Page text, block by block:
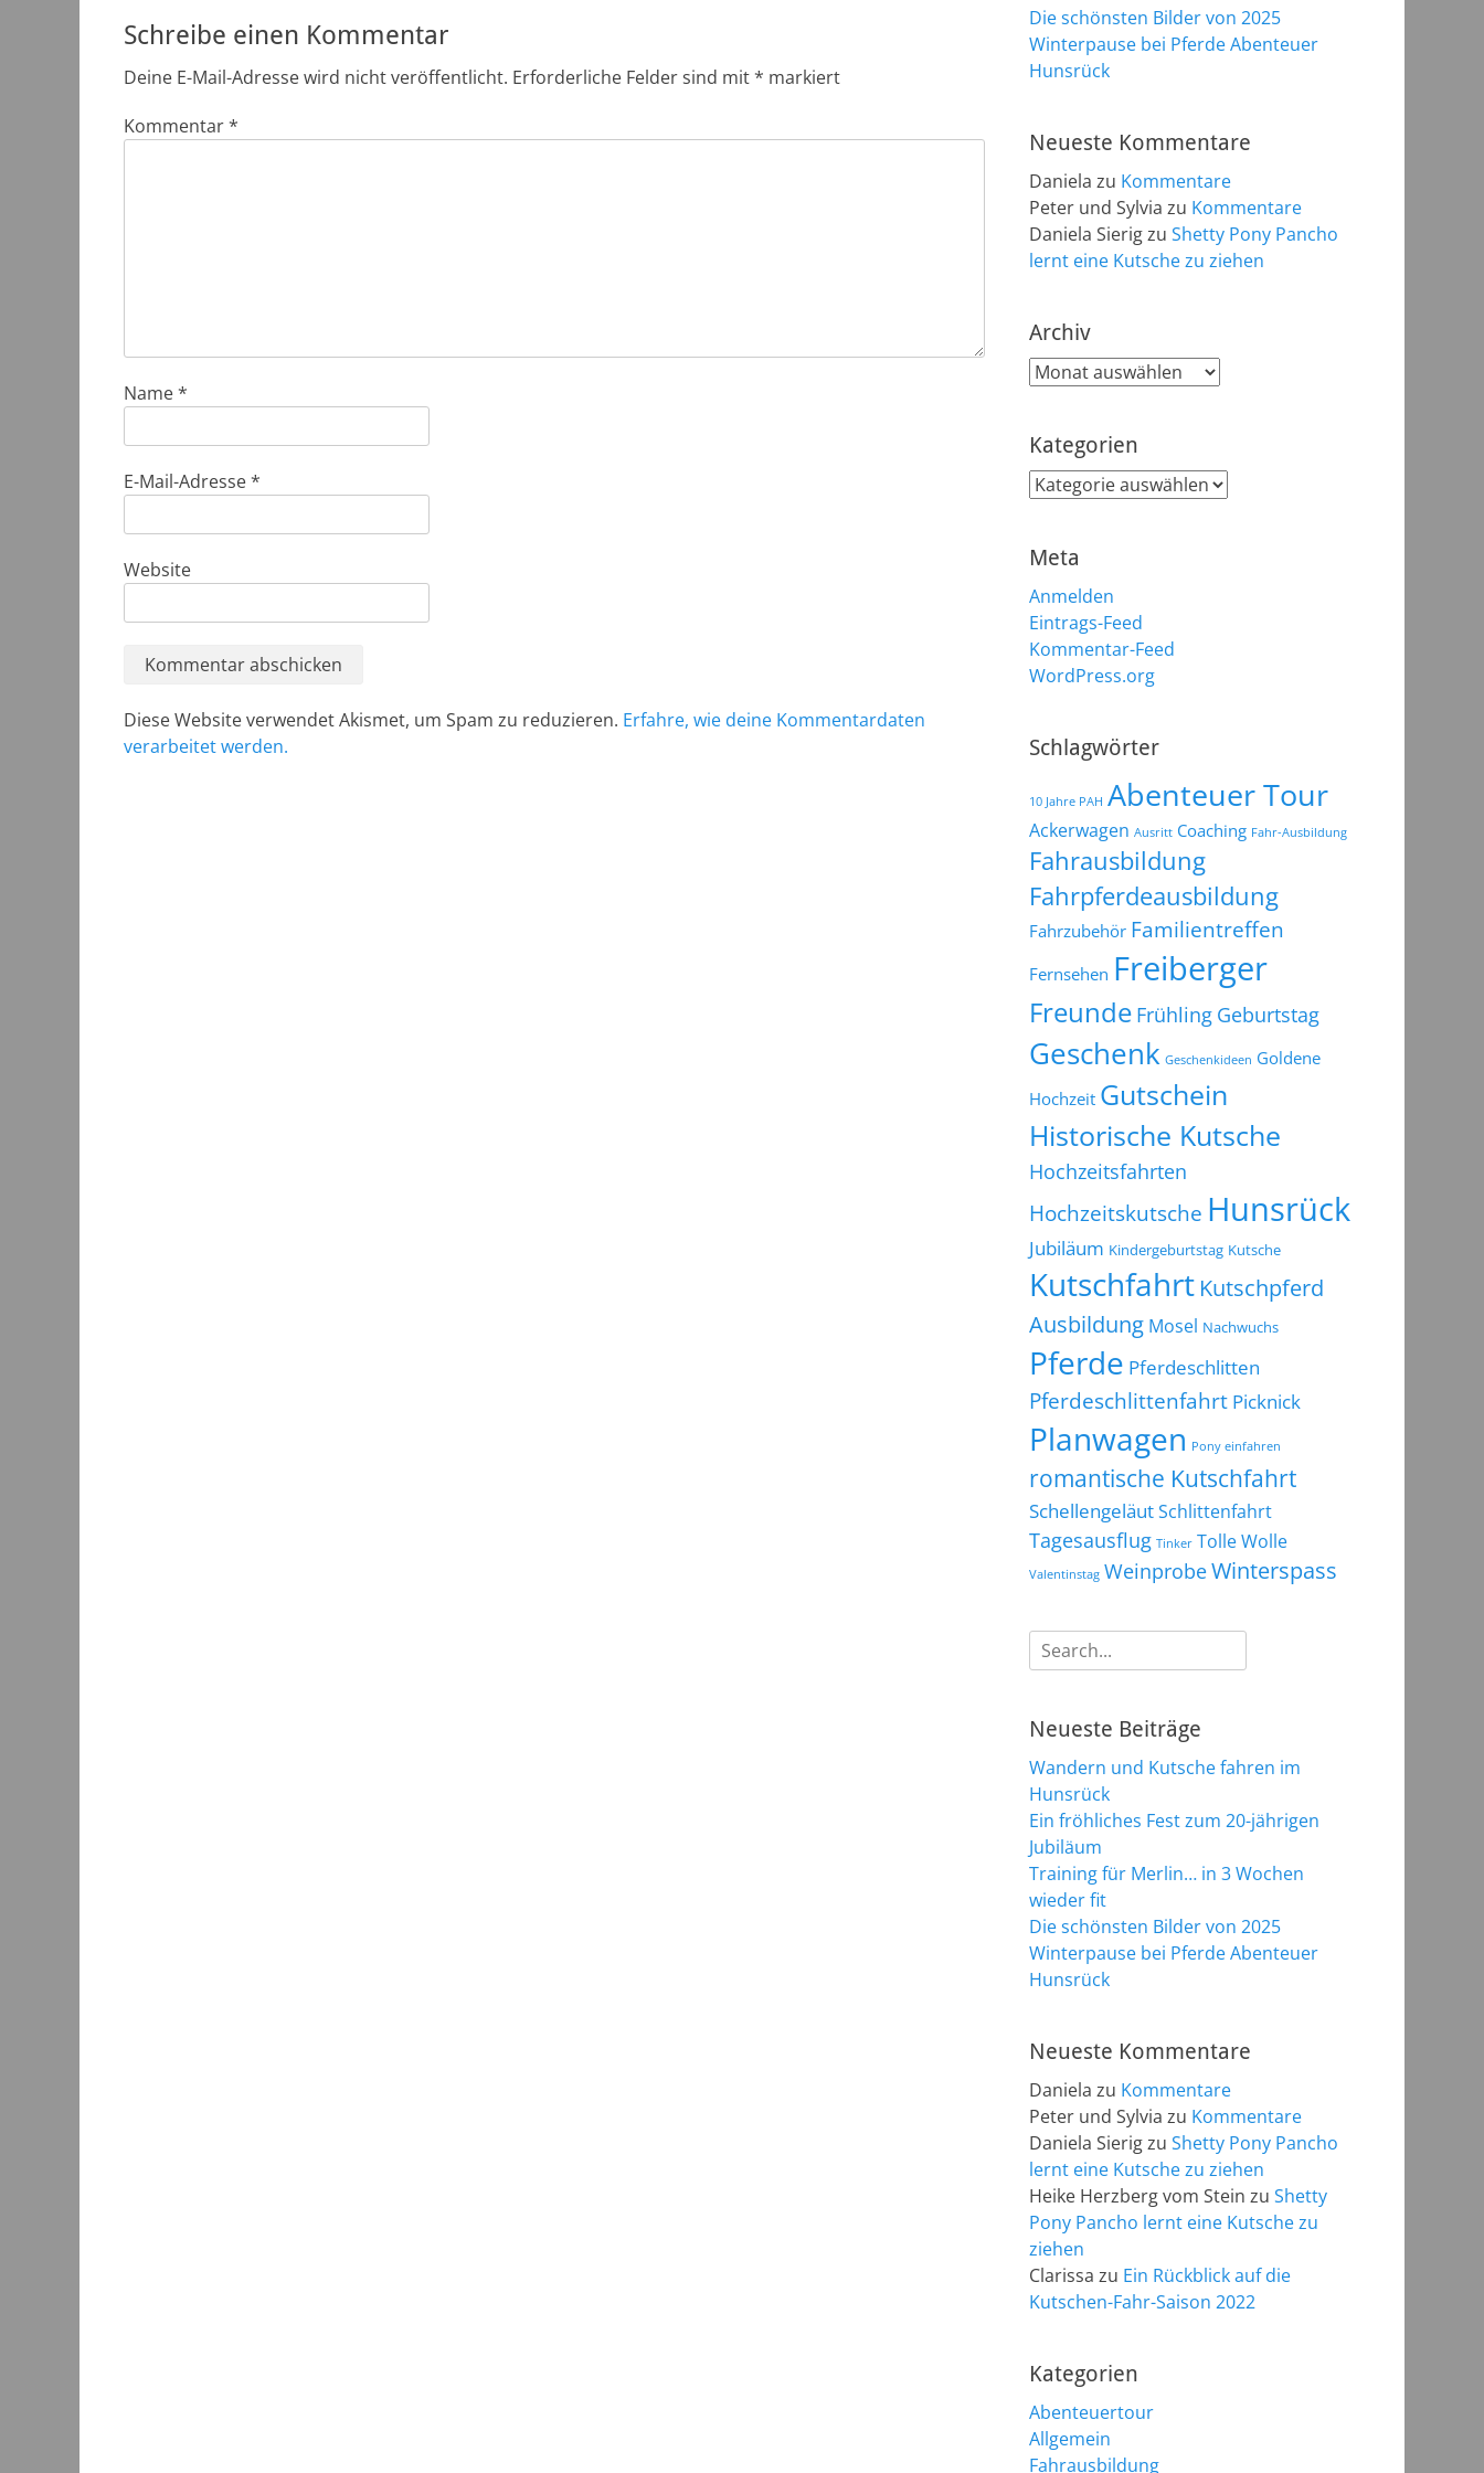
Schreibe einen Kommentar
Deine E-Mail-Adresse wird nicht veröffentlicht. Erforderliche Felder sind mit* markiert
Kommentar*
Name*
E-Mail-Adresse*
Website
Diese Website verwendet Akismet, um Spam zu reduzieren. Erfahre, wie deine Kommentardaten
verarbeitet werden.
Die schönsten Bilder von 2025
Winterpause bei Pferde Abenteuer
Hunsrück
Neueste Kommentare
Daniela zu Kommentare
Peter und Sylvia zu Kommentare
Daniela Sierigzu Shetty Pony Pancho
lernt eine Kutsche zu ziehen
Archiv
Archiv
Kategorien
Kategorien
Meta
Anmelden
Eintrags-Feed
Kommentar-Feed
WordPress.org
Schlagwörter
10 Jahre PAH Abenteuer Tour
Ackerwagen Ausritt Coaching Fahr-Ausbildung
Fahrausbildung
Fahrpferdeausbildung
Fahrzubehör Familientreffen
Fernsehen Freiberger
Freunde Frühling Geburtstag
Geschenk Geschenkideen Goldene
Hochzeit Gutschein
Historische Kutsche
Hochzeitsfahrten
Hochzeitskutsche Hunsrück
Jubiläum Kindergeburtstag Kutsche
Kutschfahrt Kutschpferd
Ausbildung Mosel Nachwuchs
Pferde Pferdeschlitten
Pferdeschlittenfahrt Picknick
Planwagen Pony einfahren
romantische Kutschfahrt
SchellengeläutSchlittenfahrt
Tagesausflug Tinker Tolle Wolle
Valentinstag WeinprobeWinterspass
Suchen
nach:
Neueste Beiträge
Wandern und Kutsche fahren im
Hunsrück
Ein fröhliches Fest zum 20-jährigen
Jubiläum
Training für Merlin… in 3 Wochen
wieder fit
Die schönsten Bilder von 2025
Winterpause bei Pferde Abenteuer
Hunsrück
Neueste Kommentare
Daniela zu Kommentare
Peter und Sylvia zu Kommentare
Daniela Sierigzu Shetty Pony Pancho
lernt eine Kutsche zu ziehen
Heike Herzberg vom Stein zu Shetty
Pony Pancho lernt eine Kutsche zu
ziehen
Clarissa zu Ein Rückblick auf die
Kutschen-Fahr-Saison 2022
Kategorien
Abenteuertour
Allgemein
Fahrausbildung